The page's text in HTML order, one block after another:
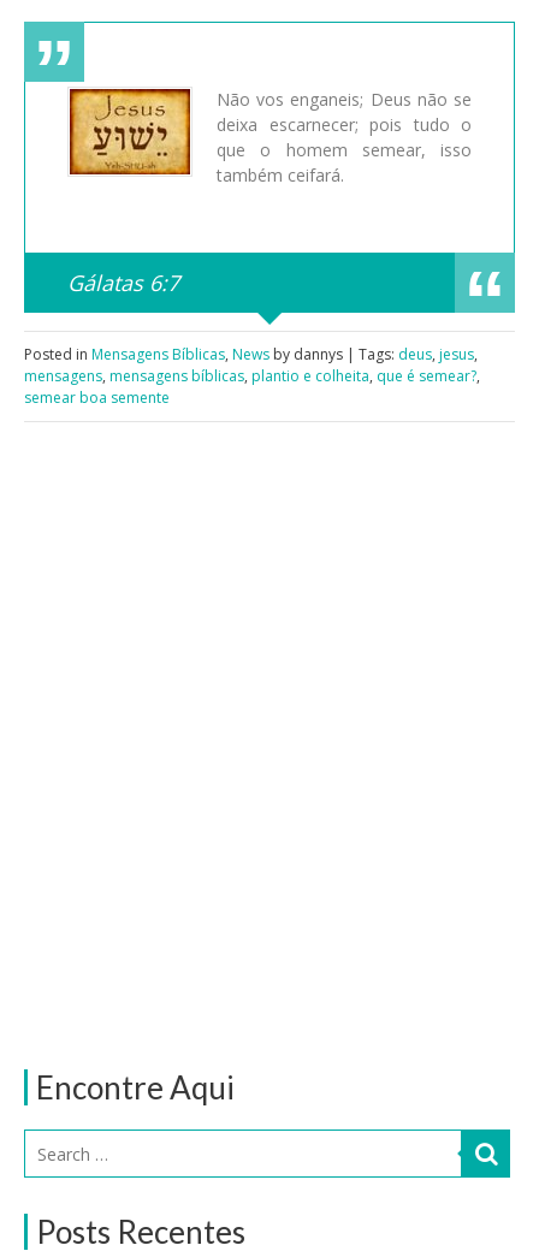
Encontre Aqui
Posts Recentes
Não vos enganeis; Deus não se
deixa escarnecer; pois tudo o
que o homem semear, isso
também ceifará.
Gálatas 6:7
Posted in Mensagens Bíblicas, News by dannys | Tags: deus, jesus,
mensagens, mensagens bíblicas, plantio e colheita, que é semear?,
semear boa semente